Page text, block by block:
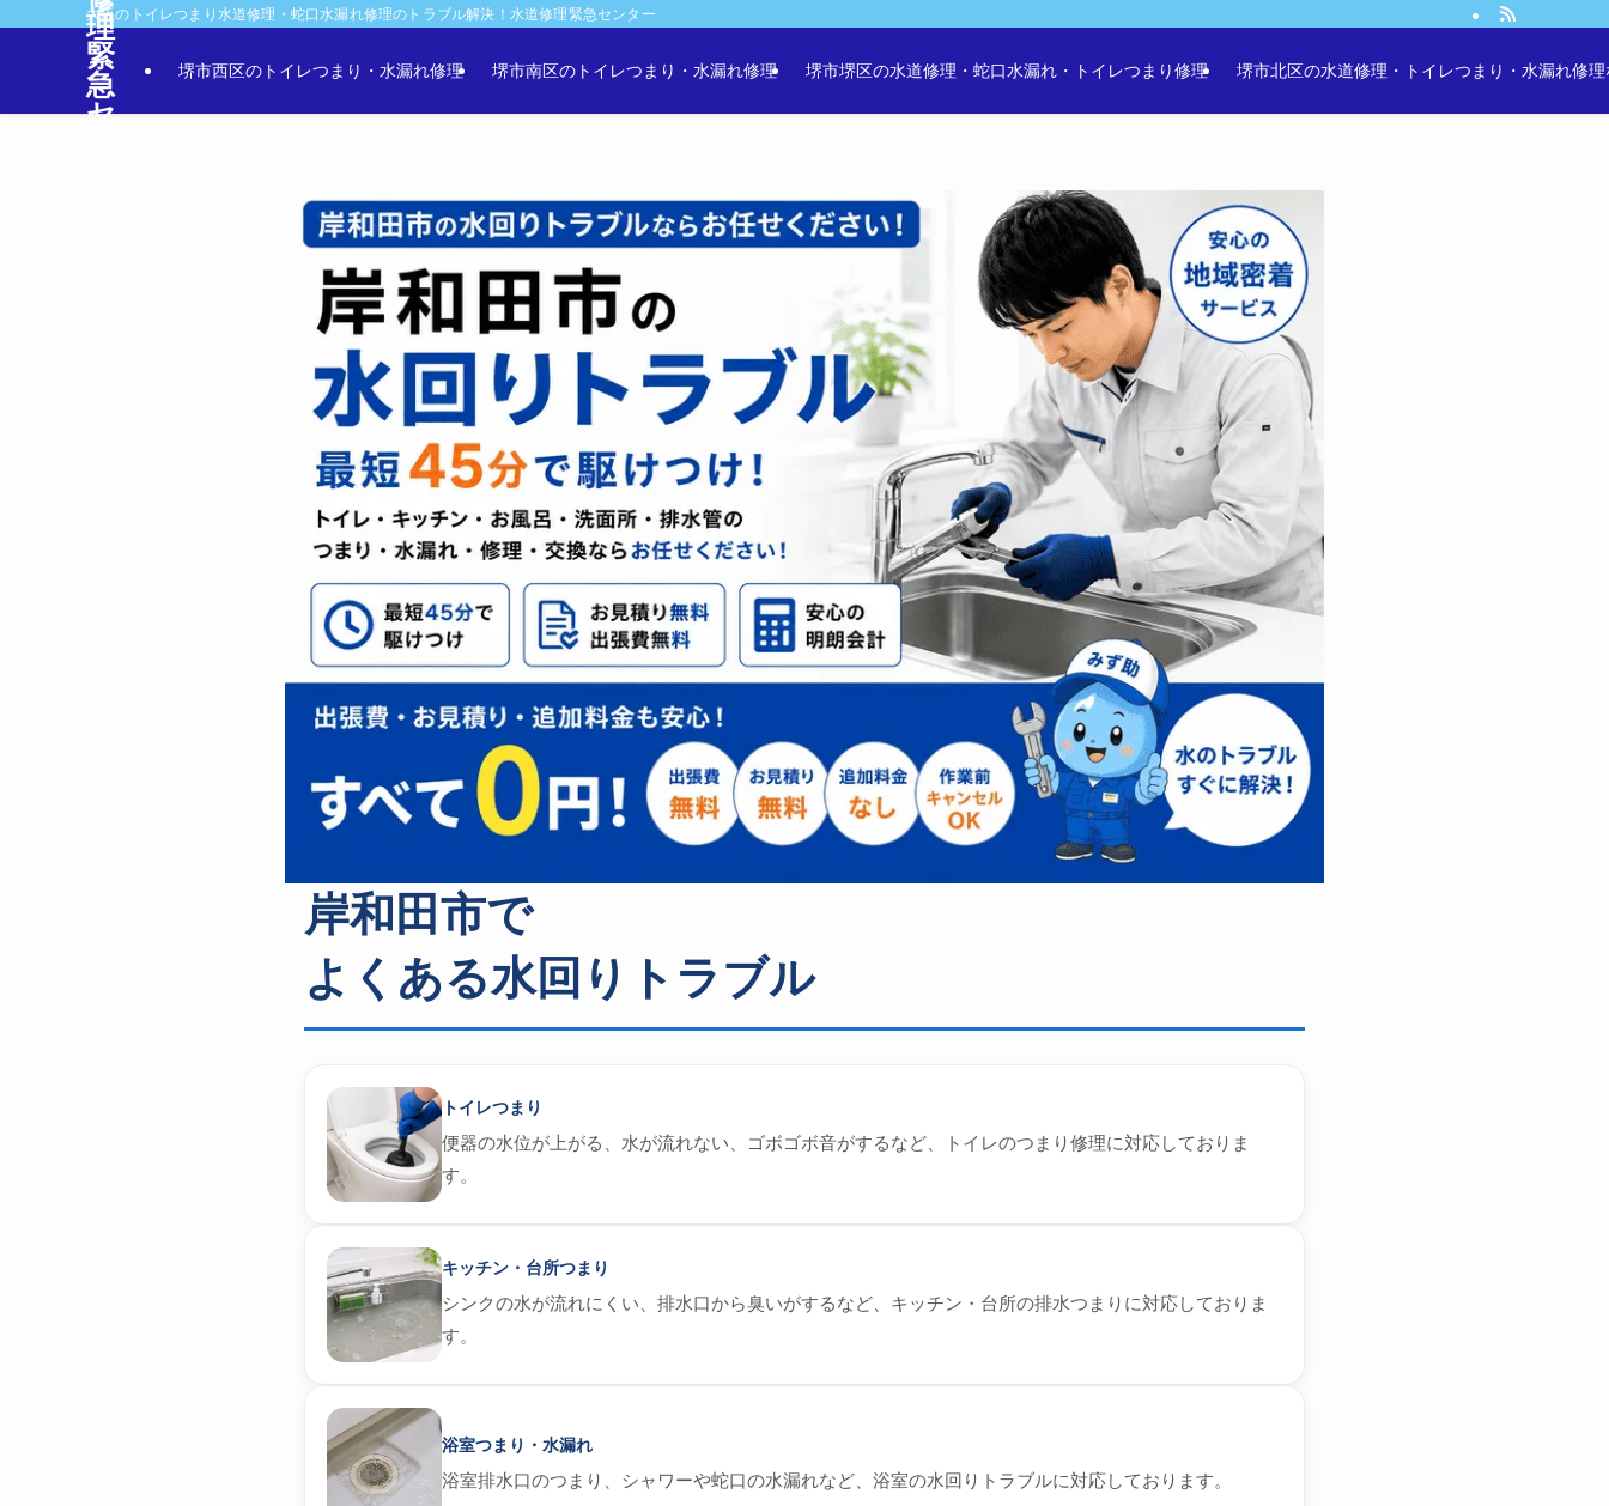
大阪のトイレつまり水道修理・蛇口水漏れ修理のトラブル解決！水道修理緊急センター
理
緊
急
セ
堺市西区のトイレつまり・水漏れ修理 堺市南区のトイレつまり・水漏れ修理 堺市堺区の水道修理・蛇口水漏れ・トイレつまり修理 堺市北区の水道修理・トイレつまり・水漏れ修理
岸和田市で
よくある水回りトラブル
トイレつまり
便器の水位が上がる、水が流れない、ゴボゴボ音がするなど、トイレのつまり修理に対応しておりま
す。
キッチン・台所つまり
シンクの水が流れにくい、排水口から臭いがするなど、キッチン・台所の排水つまりに対応しておりま
す。
浴室つまり・水漏れ
浴室排水口のつまり、シャワーや蛇口の水漏れなど、浴室の水回りトラブルに対応しております。